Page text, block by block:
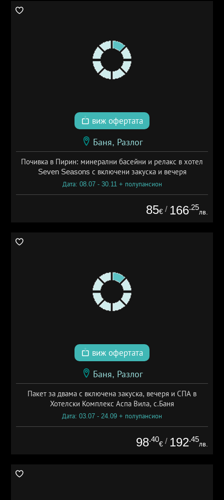
виж офертата
Баня, Разлог
Почивка в Пирин: минерални басейни и релакс в хотел
Seven Seasons с включени закуска и вечеря
Дата: 08.07 - 30.11 + полупансион
85€ / 166.25
лв.
виж офертата
Баня, Разлог
Пакет за двама с включена закуска, вечеря и СПА в
Хотелски Комплекс Аспа Вила, с.Баня
Дата: 03.07 - 24.09 + полупансион
98.40
€ / 192.45
лв.